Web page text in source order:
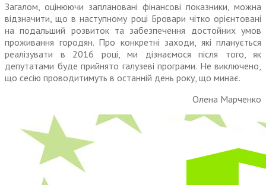
Загалом, оцінюючи заплановані фінансові показники, можна
відзначити, що в наступному році Бровари чітко орієнтовані
на подальший розвиток та забезпечення достойних умов
про­живання городян. Про конкретні заходи, які планується
реалізувати в 2016 році, ми дізнаємося після того, як
депутатами буде прийнято галузеві програми. Не виключено,
що сесію проводитимуть в останній день року, що минає.
Олена Марченко